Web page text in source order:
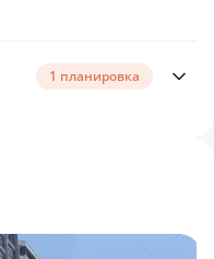
1 планировка